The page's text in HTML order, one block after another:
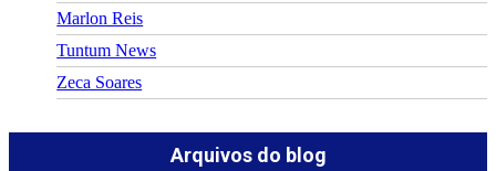
Marlon Reis
Tuntum News
Zeca Soares
Arquivos do blog